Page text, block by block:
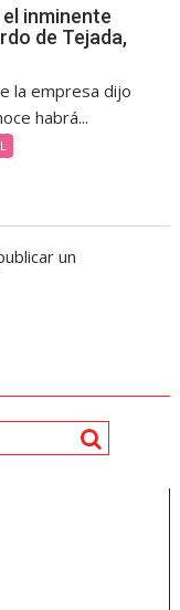
inminente
de Tejada,
la empresa dijo
habrá...
un